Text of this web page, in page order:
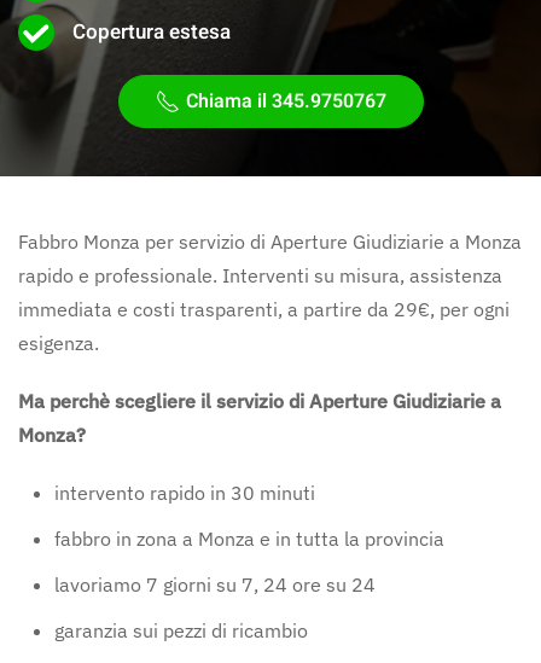
Copertura estesa
Chiama il 345.9750767
Fabbro Monza per servizio di Aperture Giudiziarie a Monza
rapido e professionale. Interventi su misura, assistenza
immediata e costi trasparenti, a partire da 29€, per ogni
esigenza.
Ma perchè scegliere il servizio di Aperture Giudiziarie a
Monza?
intervento rapido in 30 minuti
fabbro in zona a Monza e in tutta la provincia
lavoriamo 7 giorni su 7, 24 ore su 24
garanzia sui pezzi di ricambio